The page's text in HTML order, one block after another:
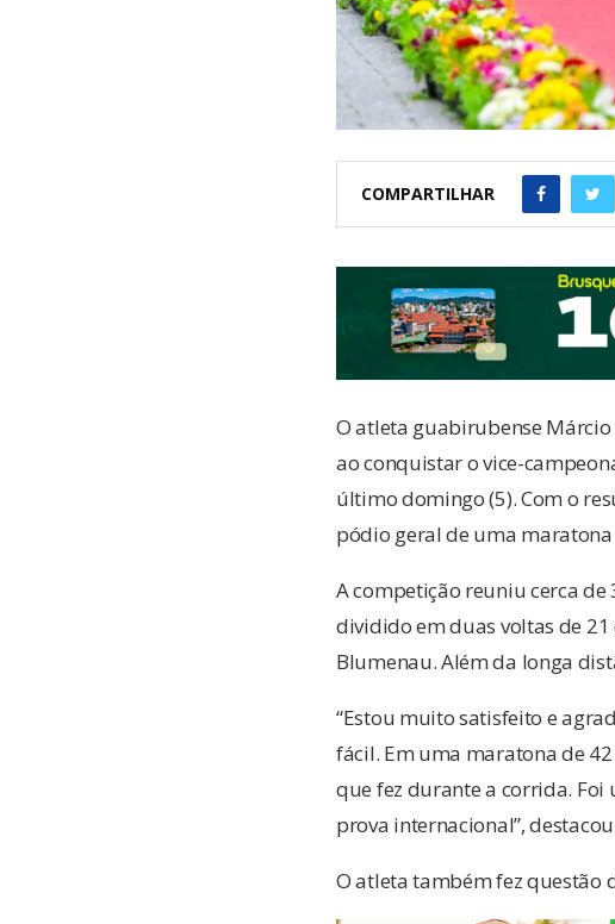
COMPARTILHAR
O atleta guabirubense
ao conquistar o vice-
último domingo (5). Com o
pódio geral de uma
A competição reuniu cerca
dividido em duas voltas de
Blumenau. Além da longa
“Estou muito satisfeito e
fácil. Em uma maratona de
que fez durante a corrida.
prova internacional”,
O atleta também fez questão